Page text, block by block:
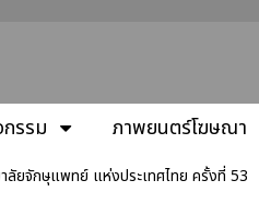
รรม ภาพยนตร์โฆษณา
ลัยจักษุแพทย์ แห่งประเทศไทย ครั้งที่ 53